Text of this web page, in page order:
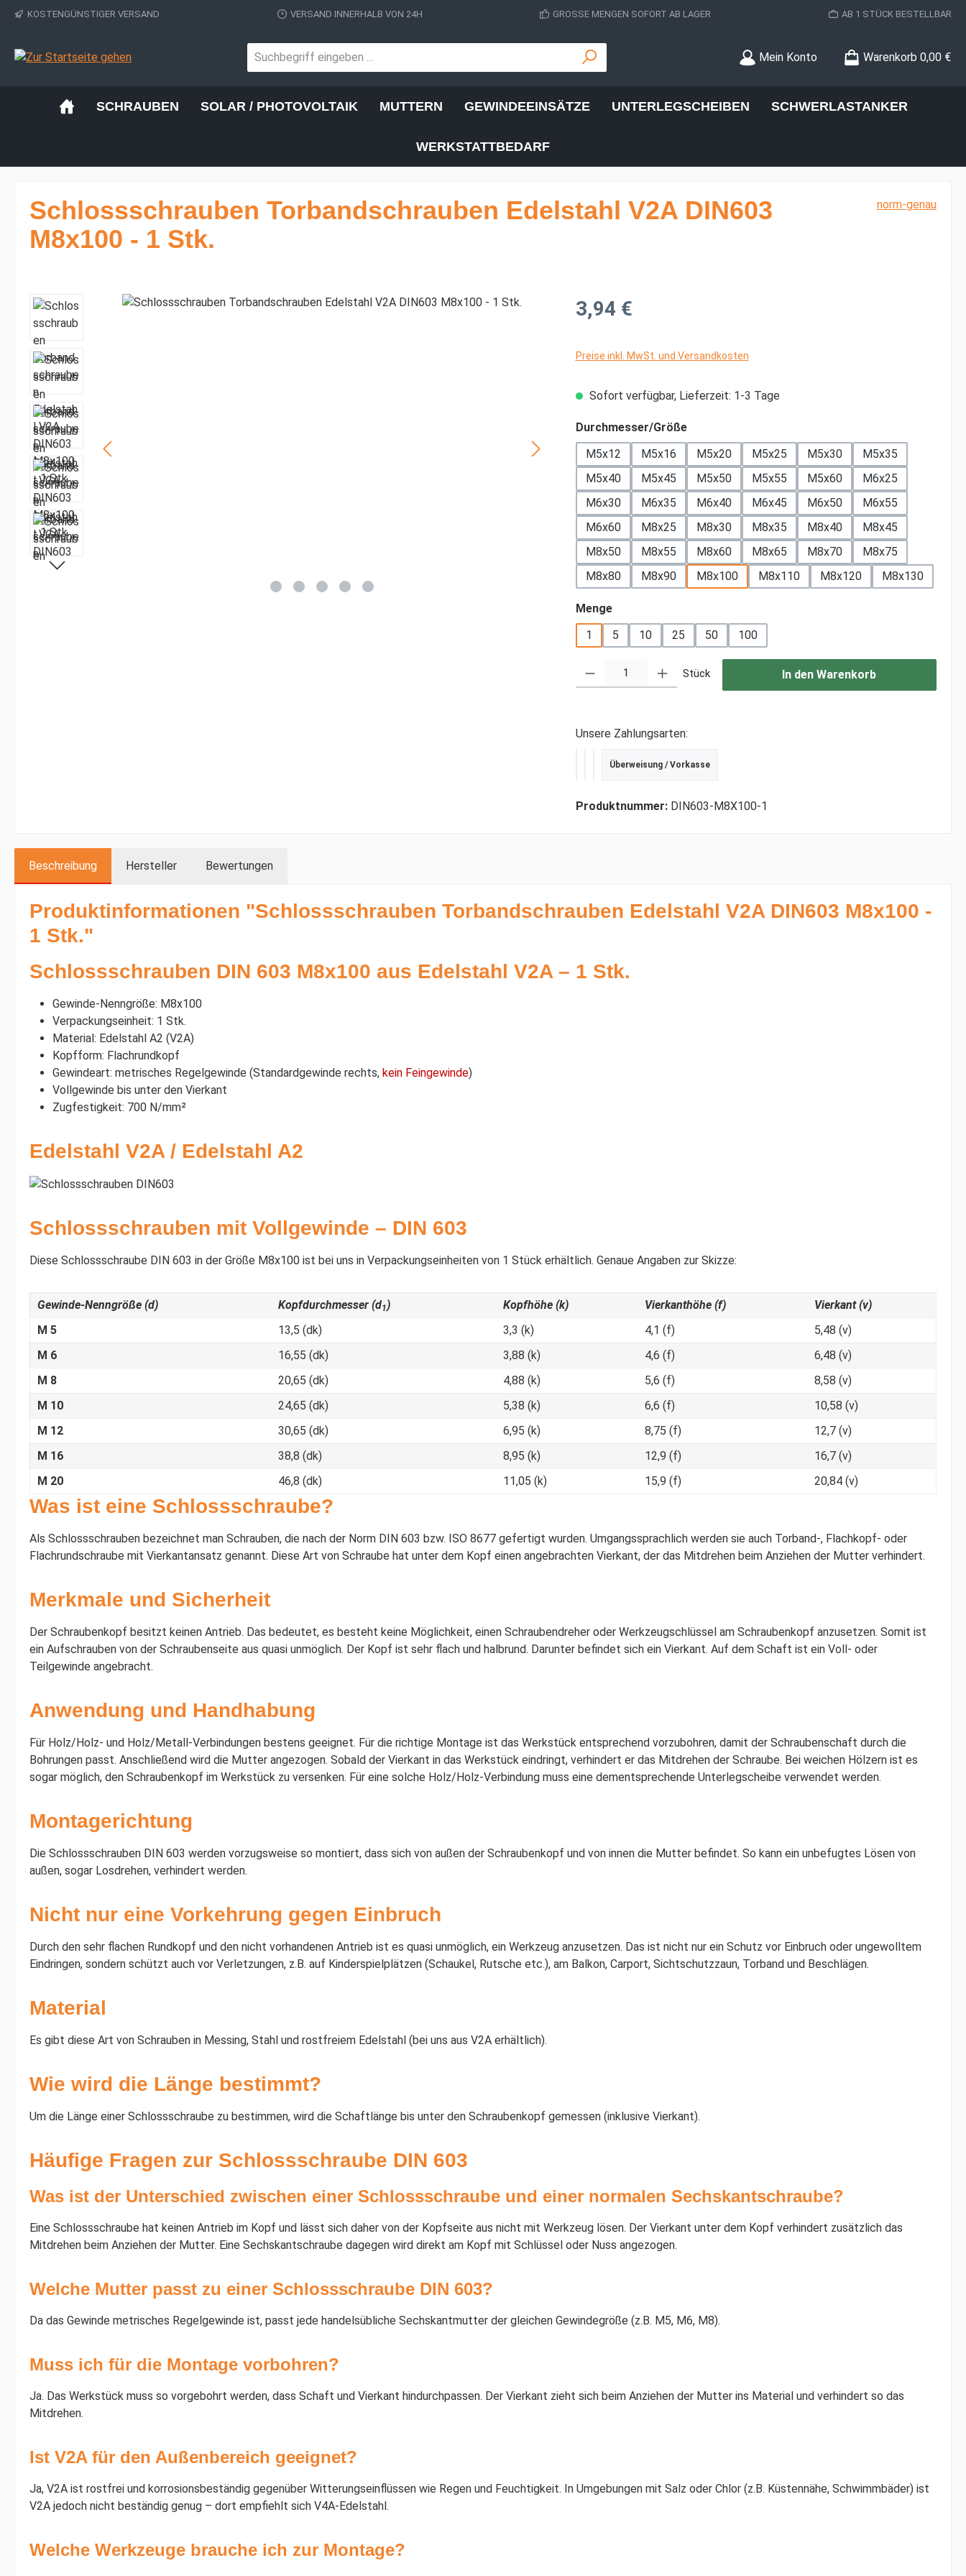
Hauptinhalt springen
Zur Suche springen
Zur Hauptnavigation springen
KOSTENGÜNSTIGER VERSAND VERSAND INNERHALB VON 24H GROSSE MENGEN SOFORT AB LAGER AB 1 STÜCK BESTELLBAR
Mein Konto Warenkorb 0,00 €
SCHRAUBEN SOLAR / PHOTOVOLTAIK MUTTERN GEWINDEEINSÄTZE UNTERLEGSCHEIBEN SCHWERLASTANKER
WERKSTATTBEDARF
Schlossschrauben Torbandschrauben Edelstahl V2A DIN603
M8x100 - 1 Stk.
norm-genau
Bildergalerie überspringen Regulärer Preis:
3,94 €
Preise inkl. MwSt. und Versandkosten
Sofort verfügbar, Lieferzeit: 1-3 Tage
Durchmesser/Größeauswählen
M5x12
M5x16 M5x20 M5x25 M5x30
M5x35
M5x40
M5x45 M5x50 M5x55 M5x60
M6x25
M6x30
M6x35 M6x40 M6x45 M6x50
M6x55
M6x60
M8x25 M8x30 M8x35 M8x40
M8x45
M8x50
M8x55 M8x60 M8x65 M8x70
M8x75
M8x80
M8x90 M8x100 M8x110 M8x120 M8x130
Mengeauswählen
1
5 10 25 50 100
Stück In den Warenkorb
Unsere Zahlungsarten:
Überweisung / Vorkasse
Produktnummer: DIN603-M8X100-1
Beschreibung Hersteller Bewertungen
Produktinformationen "Schlossschrauben Torbandschrauben Edelstahl V2A DIN603 M8x100 -
1 Stk."
Schlossschrauben DIN 603 M8x100 aus Edelstahl V2A – 1 Stk.
Gewinde-Nenngröße: M8x100
Verpackungseinheit: 1 Stk.
Material: Edelstahl A2 (V2A)
Kopfform: Flachrundkopf
Gewindeart: metrisches Regelgewinde (Standardgewinde rechts, kein Feingewinde)
Vollgewinde bis unter den Vierkant
Zugfestigkeit: 700 N/mm²
Edelstahl V2A / Edelstahl A2
Schlossschrauben mit Vollgewinde – DIN 603
Diese Schlossschraube DIN 603 in der Größe M8x100 ist bei uns in Verpackungseinheiten von 1 Stück erhältlich. Genaue Angaben zur Skizze:
Gewinde-Nenngröße (d) Kopfdurchmesser (d1) Kopfhöhe (k) Vierkanthöhe (f)
Vierkant (v)
M 5
13,5 (dk) 3,3 (k) 4,1 (f)
5,48 (v)
M 6
16,55 (dk) 3,88 (k) 4,6 (f)
6,48 (v)
M 8
20,65 (dk) 4,88 (k) 5,6 (f)
8,58 (v)
M 10
24,65 (dk) 5,38 (k) 6,6 (f)
10,58 (v)
M 12
30,65 (dk) 6,95 (k) 8,75 (f)
12,7 (v)
M 16
38,8 (dk) 8,95 (k) 12,9 (f)
16,7 (v)
M 20
46,8 (dk) 11,05 (k) 15,9 (f) 20,84 (v)
Was ist eine Schlossschraube?
Als Schlossschrauben bezeichnet man Schrauben, die nach der Norm DIN 603 bzw. ISO 8677 gefertigt wurden. Umgangssprachlich werden sie auch Torband-, Flachkopf- oder
Flachrundschraube mit Vierkantansatz genannt. Diese Art von Schraube hat unter dem Kopf einen angebrachten Vierkant, der das Mitdrehen beim Anziehen der Mutter verhindert.
Merkmale und Sicherheit
Der Schraubenkopf besitzt keinen Antrieb. Das bedeutet, es besteht keine Möglichkeit, einen Schraubendreher oder Werkzeugschlüssel am Schraubenkopf anzusetzen. Somit ist
ein Aufschrauben von der Schraubenseite aus quasi unmöglich. Der Kopf ist sehr flach und halbrund. Darunter befindet sich ein Vierkant. Auf dem Schaft ist ein Voll- oder
Teilgewinde angebracht.
Anwendung und Handhabung
Für Holz/Holz- und Holz/Metall-Verbindungen bestens geeignet. Für die richtige Montage ist das Werkstück entsprechend vorzubohren, damit der Schraubenschaft durch die
Bohrungen passt. Anschließend wird die Mutter angezogen. Sobald der Vierkant in das Werkstück eindringt, verhindert er das Mitdrehen der Schraube. Bei weichen Hölzern ist es
sogar möglich, den Schraubenkopf im Werkstück zu versenken. Für eine solche Holz/Holz-Verbindung muss eine dementsprechende Unterlegscheibe verwendet werden.
Montagerichtung
Die Schlossschrauben DIN 603 werden vorzugsweise so montiert, dass sich von außen der Schraubenkopf und von innen die Mutter befindet. So kann ein unbefugtes Lösen von
außen, sogar Losdrehen, verhindert werden.
Nicht nur eine Vorkehrung gegen Einbruch
Durch den sehr flachen Rundkopf und den nicht vorhandenen Antrieb ist es quasi unmöglich, ein Werkzeug anzusetzen. Das ist nicht nur ein Schutz vor Einbruch oder ungewolltem
Eindringen, sondern schützt auch vor Verletzungen, z.B. auf Kinderspielplätzen (Schaukel, Rutsche etc.), am Balkon, Carport, Sichtschutzzaun, Torband und Beschlägen.
Material
Es gibt diese Art von Schrauben in Messing, Stahl und rostfreiem Edelstahl (bei uns aus V2A erhältlich).
Wie wird die Länge bestimmt?
Um die Länge einer Schlossschraube zu bestimmen, wird die Schaftlänge bis unter den Schraubenkopf gemessen (inklusive Vierkant).
Häufige Fragen zur Schlossschraube DIN 603
Was ist der Unterschied zwischen einer Schlossschraube und einer normalen Sechskantschraube?
Eine Schlossschraube hat keinen Antrieb im Kopf und lässt sich daher von der Kopfseite aus nicht mit Werkzeug lösen. Der Vierkant unter dem Kopf verhindert zusätzlich das
Mitdrehen beim Anziehen der Mutter. Eine Sechskantschraube dagegen wird direkt am Kopf mit Schlüssel oder Nuss angezogen.
Welche Mutter passt zu einer Schlossschraube DIN 603?
Da das Gewinde metrisches Regelgewinde ist, passt jede handelsübliche Sechskantmutter der gleichen Gewindegröße (z.B. M5, M6, M8).
Muss ich für die Montage vorbohren?
Ja. Das Werkstück muss so vorgebohrt werden, dass Schaft und Vierkant hindurchpassen. Der Vierkant zieht sich beim Anziehen der Mutter ins Material und verhindert so das
Mitdrehen.
Ist V2A für den Außenbereich geeignet?
Ja, V2A ist rostfrei und korrosionsbeständig gegenüber Witterungseinflüssen wie Regen und Feuchtigkeit. In Umgebungen mit Salz oder Chlor (z.B. Küstennähe, Schwimmbäder) ist
V2A jedoch nicht beständig genug – dort empfiehlt sich V4A-Edelstahl.
Welche Werkzeuge brauche ich zur Montage?